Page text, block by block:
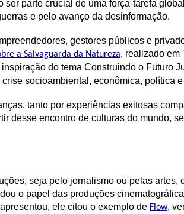
parte crucial de uma força-tarefa
e pelo avanço da desinformação.
gestores públicos e
a Salvaguarda da Natureza, realizado em
inspiração do tema Construindo o Futuro
socioambiental, econômica, política
tanto por experiências exitosas
desse encontro de culturas do mundo,
seja pelo jornalismo ou pelas
o papel das produções
ele citou o exemplo de Flow,